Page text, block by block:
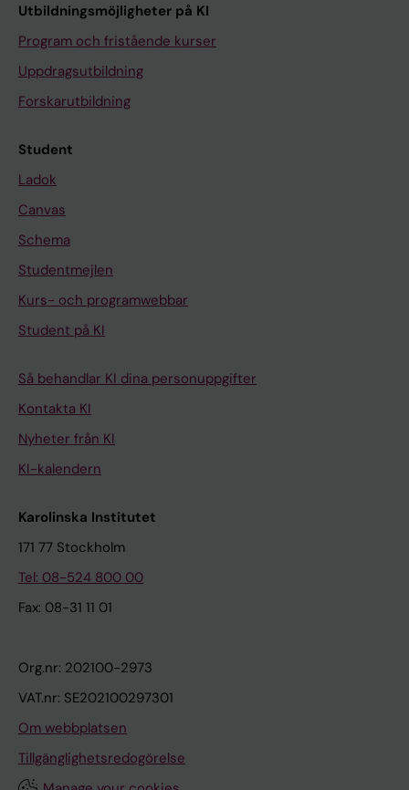
Utbildningsmöjligheter på KI
Program och fristående kurser
Uppdragsutbildning
Forskarutbildning
Student
Ladok
Canvas
Schema
Studentmejlen
Kurs- och programwebbar
Student på KI
Så behandlar KI dina personuppgifter
Kontakta KI
Nyheter från KI
KI-kalendern
Karolinska Institutet
171 77 Stockholm
Tel: 08-524 800 00
Fax: 08-31 11 01
Org.nr: 202100-2973
VAT.nr: SE202100297301
Om webbplatsen
Tillgänglighetsredogörelse